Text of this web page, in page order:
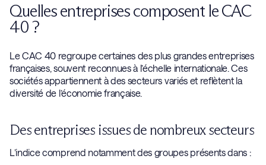
Quelles entreprises composent le CAC
40 ?
Le CAC 40 regroupe certaines des plus grandes entreprises
françaises, souvent reconnues à l’échelle internationale. Ces
sociétés appartiennent à des secteurs variés et reflètent la
diversité de l’économie française.
Des entreprises issues de nombreux secteurs
L’indice comprend notamment des groupes présents dans :